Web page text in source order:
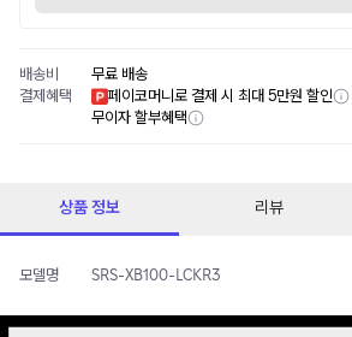
배송비
무료 배송
결제혜택
페이코머니로 결제 시 최대 5만원 할인
무이자 할부혜택
상품 정보 리뷰
모델명 SRS-XB100-LCKR3